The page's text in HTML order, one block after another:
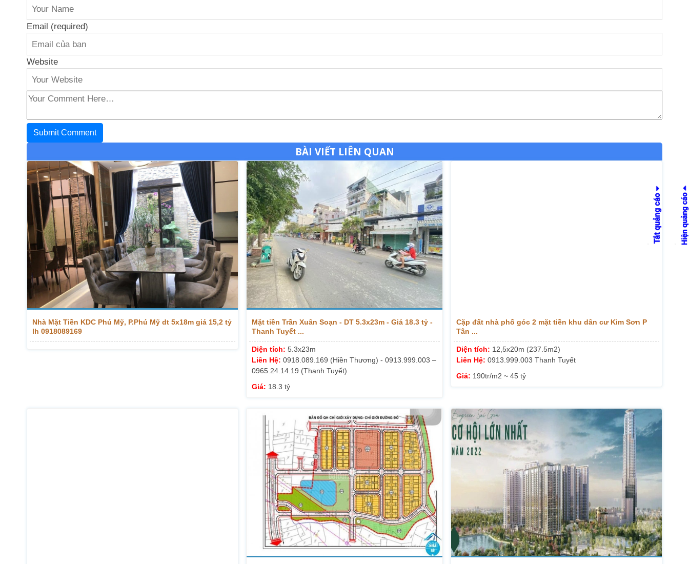
Email (required)
Website
BÀI VIẾT LIÊN QUAN
Nhà Mặt Tiền KDC Phú Mỹ, P.Phú Mỹ dt 5x18m giá 15,2 tỷ
lh 0918089169
Mặt tiền Trần Xuân Soạn - DT 5.3x23m - Giá 18.3 tỷ -
Thanh Tuyết ...
Diện tích:5.3x23m
Liên Hệ:0918.089.169 (Hiền Thương) - 0913.999.003 –
0965.24.14.19 (Thanh Tuyết)
Giá: 18.3 tỷ
Cặp đất nhà phố góc 2 mặt tiền khu dân cư Kim Sơn P
Tân ...
Diện tích: 12,5x20m (237.5m2)
Liên Hệ: 0913.999.003 Thanh Tuyết
Giá: 190tr/m2 ~ 45 tỷ